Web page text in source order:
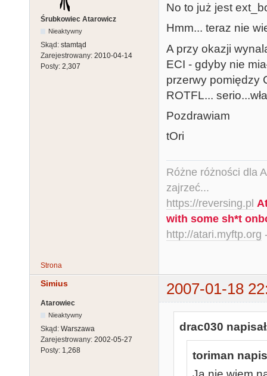
Śrubkowiec Atarowicz
Nieaktywny
Skąd: stamtąd
Zarejestrowany: 2010-04-14
Posty: 2,307
No to już jest
Hmm... teraz nie
A przy okazji
ECI - gdyby nie
przerwy pomiędzy
ROTFL...
Pozdrawiam
tOri
Różne różności dla
zajrzeć...
https://reversing.pl
with some sh*t
http://atari.myftp.org
Strona
Simius 2007-01-18
Atarowiec
Nieaktywny
Skąd: Warszawa
Zarejestrowany: 2002-05-27
Posty: 1,268
drac030
toriman